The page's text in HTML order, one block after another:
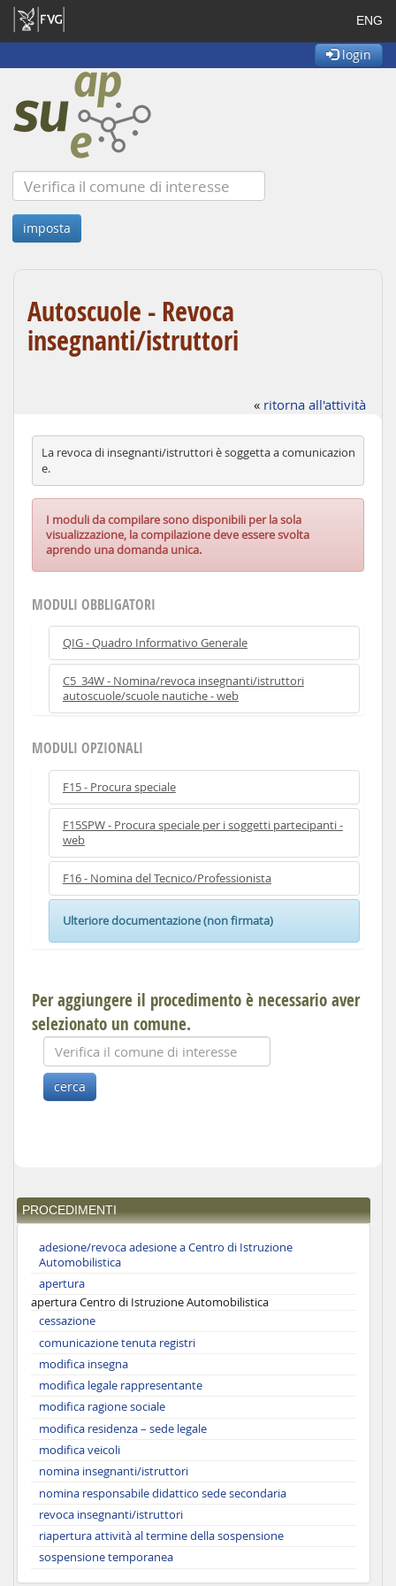
ENG
login
Autoscuole - Revoca
insegnanti/istruttori
« ritorna all'attività
La revoca di insegnanti/istruttori è soggetta a comunicazion
e.
I moduli da compilare sono disponibili per la sola
visualizzazione, la compilazione deve essere svolta
aprendo una domanda unica.
MODULI OBBLIGATORI
QIG - Quadro Informativo Generale
C5_34W - Nomina/revoca insegnanti/istruttori
autoscuole/scuole nautiche - web
MODULI OPZIONALI
F15 - Procura speciale
F15SPW - Procura speciale per i soggetti partecipanti -
web
F16 - Nomina del Tecnico/Professionista
Ulteriore documentazione (non firmata)
Per aggiungere il procedimento è necessario aver
selezionato un comune.
PROCEDIMENTI
adesione/revoca adesione a Centro di Istruzione
Automobilistica
apertura
apertura Centro di Istruzione Automobilistica
cessazione
comunicazione tenuta registri
modifica insegna
modifica legale rappresentante
modifica ragione sociale
modifica residenza – sede legale
modifica veicoli
nomina insegnanti/istruttori
nomina responsabile didattico sede secondaria
revoca insegnanti/istruttori
riapertura attività al termine della sospensione
sospensione temporanea